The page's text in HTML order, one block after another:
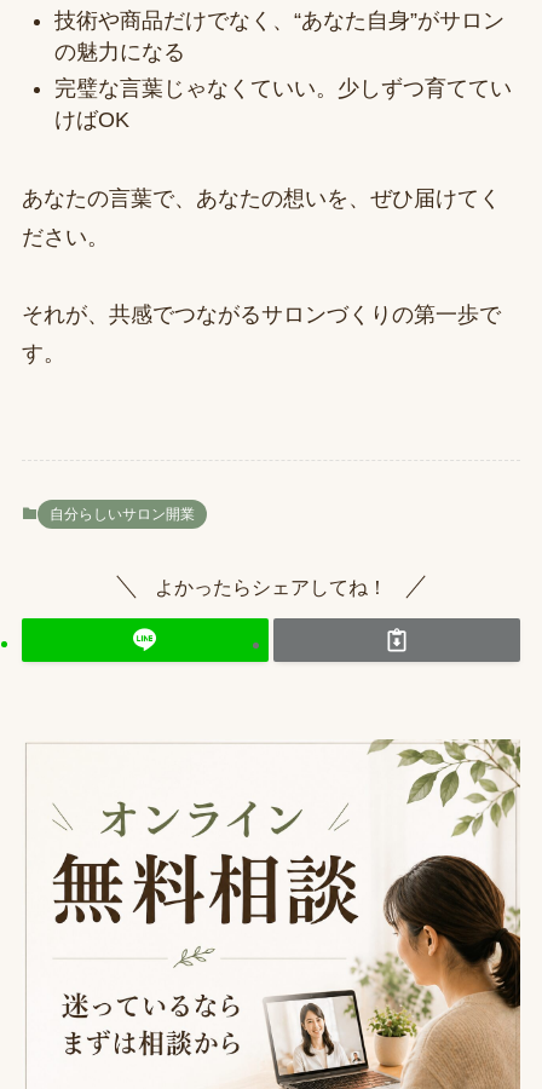
技術や商品だけでなく、“あなた自身”がサロン
の魅力になる
完璧な言葉じゃなくていい。少しずつ育ててい
けばOK
あなたの言葉で、あなたの想いを、ぜひ届けてく
ださい。
それが、共感でつながるサロンづくりの第一歩で
す。
自分らしいサロン開業
よかったらシェアしてね！